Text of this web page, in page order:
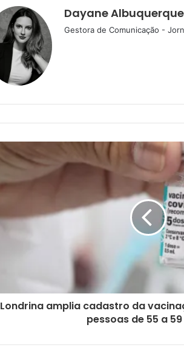
Dayane Albuquerque
Gestora de Comunicação -
Londrina amplia cadastro da
pessoas de 55 a